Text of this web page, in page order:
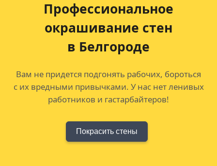
Профессиональное
окрашивание стен
в Белгородe
Вам не придется подгонять рабочих, бороться
с их вредными привычками. У нас нет ленивых
работников и гастарбайтеров!
Покрасить стены